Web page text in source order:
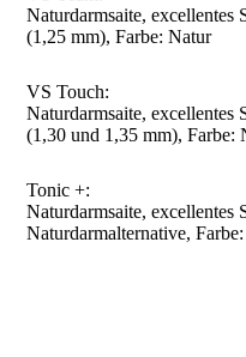
Naturdarmsaite, excellentes
(1,25 mm), Farbe: Natur
VS Touch:
Naturdarmsaite, excellentes
(1,30 und 1,35 mm), Farbe:
Tonic +:
Naturdarmsaite, excellentes
Naturdarmalternative,